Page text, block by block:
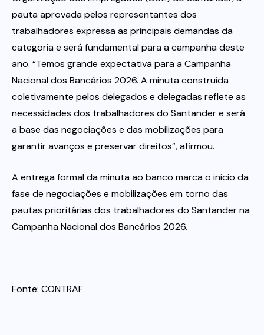
pauta aprovada pelos representantes dos
trabalhadores expressa as principais demandas da
categoria e será fundamental para a campanha deste
ano. “Temos grande expectativa para a Campanha
Nacional dos Bancários 2026. A minuta construída
coletivamente pelos delegados e delegadas reflete as
necessidades dos trabalhadores do Santander e será
a base das negociações e das mobilizações para
garantir avanços e preservar direitos”, afirmou.
A entrega formal da minuta ao banco marca o início da
fase de negociações e mobilizações em torno das
pautas prioritárias dos trabalhadores do Santander na
Campanha Nacional dos Bancários 2026.
Fonte: CONTRAF